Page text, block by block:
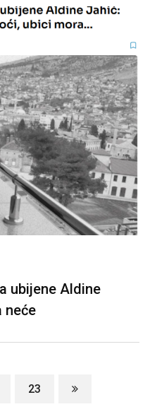
ubijene Aldine
neće
23